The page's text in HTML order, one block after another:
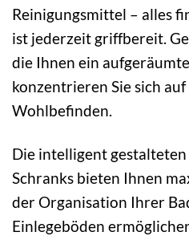
Reinigungsmittel – alles
ist jederzeit griffbereit.
die Ihnen ein
konzentrieren Sie sich
Wohlbefinden.
Die intelligent
Schranks bieten Ihnen
der Organisation Ihrer
Einlegeböden